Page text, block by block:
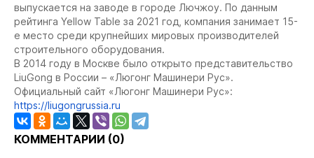
выпускается на заводе в городе Лючжоу. По данным
рейтинга Yellow Table за 2021 год, компания занимает 15-
е место среди крупнейших мировых производителей
строительного оборудования.
В 2014 году в Москве было открыто представительство
LiuGong в России – «Люгонг Машинери Рус».
Официальный сайт «Люгонг Машинери Рус»:
https://liugongrussia.ru
КОММЕНТАРИИ (0)